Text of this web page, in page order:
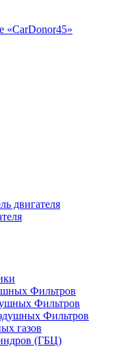
двигателя
Фильтров
Фильтров
Фильтров
газов
(ГБЦ)